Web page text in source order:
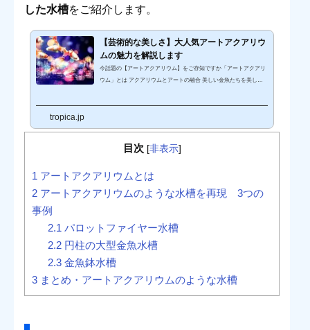
した水槽をご紹介します。
【芸術的な美しさ】大人気アートアクアリウ
ムの魅力を解説します
今話題の【アートアクアリウム】をご存知ですか「アートアクアリ
ウム」とは アクアリウムとアートの融合 美しい金魚たちを美しく
ースつまり、五感で体感する新感覚な水中アートのことを指しま
さまざまな展示イベントが開催されています。 アートアクアリウム
tropica.jp
目次 [非表示]
1 アートアクアリウムとは
2 アートアクアリウムのような水槽を再現 3つの
事例
2.1パロットファイヤー水槽
2.2円柱の大型金魚水槽
2.3金魚鉢水槽
3 まとめ・アートアクアリウムのような水槽